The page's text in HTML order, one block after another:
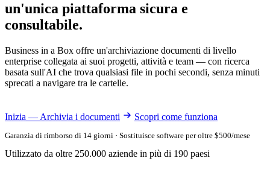
un'unica piattaforma sicura e
consultabile.
Business in a Box offre un'archiviazione documenti di livello
enterprise collegata ai suoi progetti, attività e team — con ricerca
basata sull'AI che trova qualsiasi file in pochi secondi, senza minuti
sprecati a navigare tra le cartelle.
Inizia — Archivia i documenti Scopri come funziona
Garanzia di rimborso di 14 giorni · Sostituisce software per oltre $500/mese
Utilizzato da oltre 250.000 aziende in più di 190 paesi